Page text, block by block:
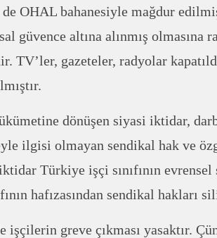
OHAL bahanesiyle mağdur
güvence altına alınmış olmasına
TV’ler, gazeteler, radyolar
dönüşen siyasi iktidar,
ilgisi olmayan sendikal hak ve
Türkiye işçi sınıfının evrensel
hafızasından sendikal hakları
işçilerin greve çıkması yasaktır.